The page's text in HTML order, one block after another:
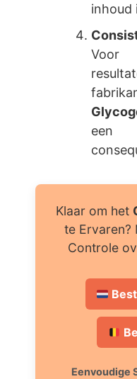
inhoud
Voor
een
Klaar om het
te Ervaren?
Controle
Eenvoudige